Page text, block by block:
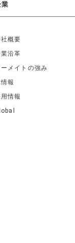
業
概要
沿革
ーメイトの強み
情報
情報